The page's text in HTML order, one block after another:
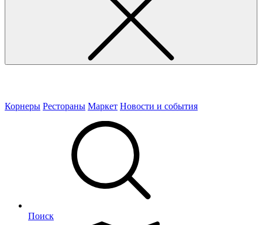
Корнеры Рестораны Маркет Новости и события
Поиск